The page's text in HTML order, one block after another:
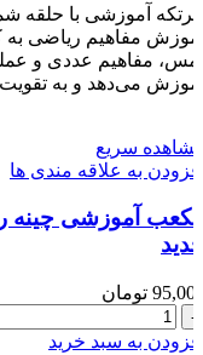
اول
و
دوم
دبستان
عدد
مفاهیم ریاضی به
مفاهیم عددی و
می‌دهد و به
سریع
به علاقه مندی ها
آموزشی چینه
تومان
مکعب
آموزشیبه سبد خرید